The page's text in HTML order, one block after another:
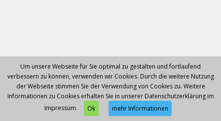
Um unsere Webseite für Sie optimal zu gestalten und fortlaufend
verbessern zu können, verwenden wir Cookies. Durch die weitere Nutzung
der Webseite stimmen Sie der Verwendung von Cookies zu. Weitere
Informationen zu Cookies erhalten Sie in unserer Datenschutzerklärung im
Impressum.
Ok mehr Informationen